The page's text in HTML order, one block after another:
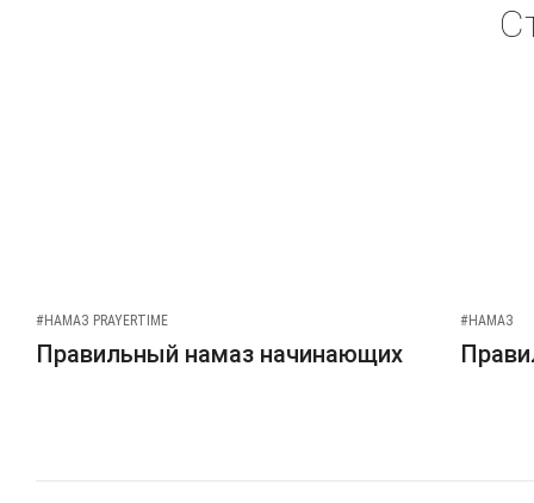
#НАМАЗ PRAYERTIME
Правильный намаз начинающих
#НАМАЗ